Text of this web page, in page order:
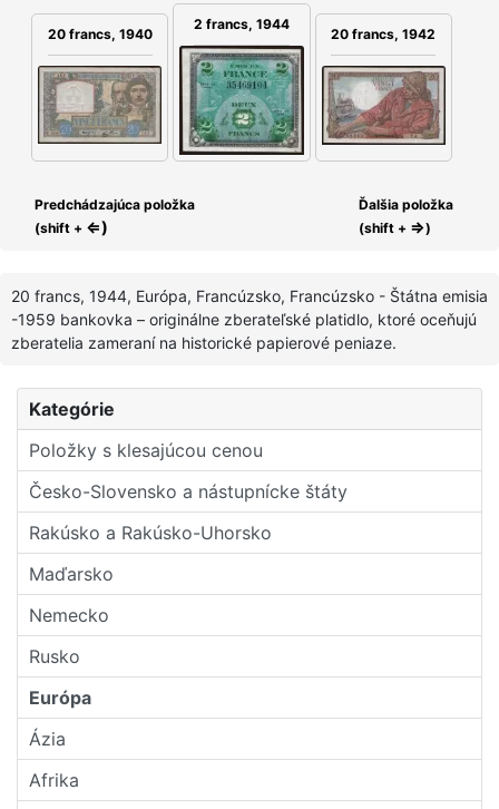
Kategórie
Položky s klesajúcou cenou
Česko-Slovensko a nástupní­cke štáty
Rakúsko a Rakúsko-Uhorsko
Maďarsko
Nemecko
Rusko
Európa
Ázia
Afrika
20 francs, 1940
2 francs, 1944
20 francs, 1942
Predchádzajúca položka
(shift + ⇐)
Ďalšia položka
(shift + ⇒)
20 francs, 1944, Európa, Francúzsko, Francúzsko - Štátna emisia
-1959 bankovka – originálne zberateľské platidlo, ktoré oceňujú
zberatelia zameraní na historické papierové peniaze.